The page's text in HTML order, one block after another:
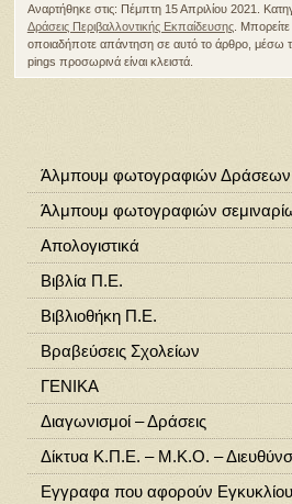
Αναρτήθηκε στις: Πέμπτη 15 Απριλίου 2021.
Δράσεις Περιβαλλοντικής Εκπαίδευσης.
οποιαδήποτε απάντηση σε αυτό το άρθρο, μέσω
pings προσωρινά είναι κλειστά.
Άλμπουμ φωτογραφιών Δράσεων
Άλμπουμ φωτογραφιών
Απολογιστικά
Βιβλία Π.Ε.
Βιβλιοθήκη Π.Ε.
Βραβεύσεις Σχολείων
ΓΕΝΙΚΑ
Διαγωνισμοί – Δράσεις
Δίκτυα Κ.Π.Ε. – Μ.Κ.Ο. –
Εγγραφα που αφορούν